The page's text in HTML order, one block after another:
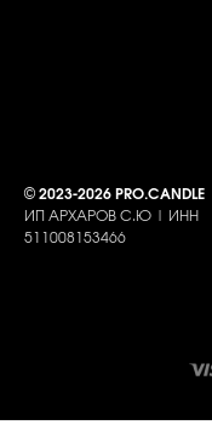
© 2023-2026 PRO.CANDLE
ИП АРХАРОВ С.Ю | ИНН
511008153466